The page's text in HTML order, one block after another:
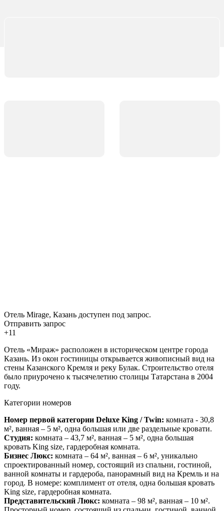
Отель Mirage, Казань доступен под запрос.
Отправить запрос
+11
Отель «Мираж» расположен в историческом центре города
Казань. Из окон гостиницы открывается живописный вид на
стены Казанского Кремля и реку Булак. Строительство отеля
было приурочено к тысячелетию столицы Татарстана в 2004
году.
Категории номеров
Номер первой категории Deluxe King /Twin: комната - 30,8
м², ванная – 5 м², одна большая или две раздельные кровати.
Студия: комната – 43,7 м², ванная – 5 м², одна большая
кровать King size, гардеробная комната.
Бизнес Люкс: комната – 64 м², ванная – 6 м², уникально
спроектированный номер, состоящий из спальни, гостиной,
ванной комнаты и гардероба, панорамный вид на Кремль и на
город. В номере: комплимент от отеля, одна большая кровать
King size, гардеробная комната.
Представительский Люкс: комната – 98 м², ванная – 10 м².